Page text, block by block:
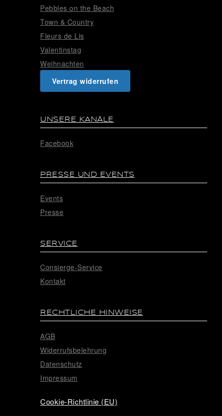
Pebbles on the Beach
Town & Country
Fleurs de Lis
Valentinstag
Weihnachten
Vertrag widerrufen
UNSERE KANÄLE
Facebook
PRESSE UND EVENTS
Events
Presse
SERVICE
Consierge-Service
Kontakt
RECHTLICHE HINWEISE
AGB
Widerrufsbelehrung
Datenschutz
Impressum
Cookie-Richtlinie (EU)